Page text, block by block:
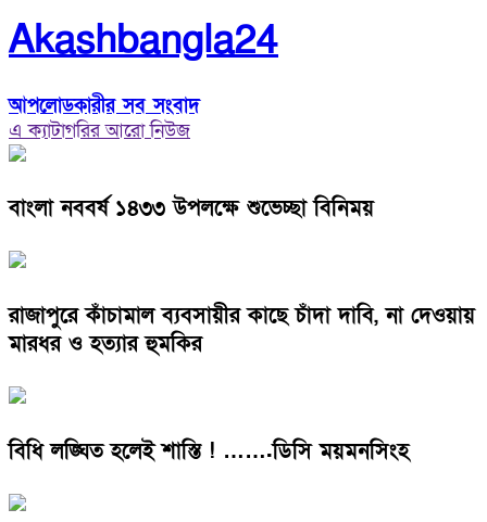
Akashbangla24
আপলোডকারীর সব সংবাদ
এ ক্যাটাগরির আরো নিউজ
বাংলা নববর্ষ ১৪৩৩ উপলক্ষে শুভেচ্ছা বিনিময়
রাজাপুরে কাঁচামাল ব্যবসায়ীর কাছে চাঁদা দাবি, না দেওয়ায়
মারধর ও হত্যার হুমকির
বিধি লঙ্ঘিত হলেই শাস্তি ! …….ডিসি ময়মনসিংহ